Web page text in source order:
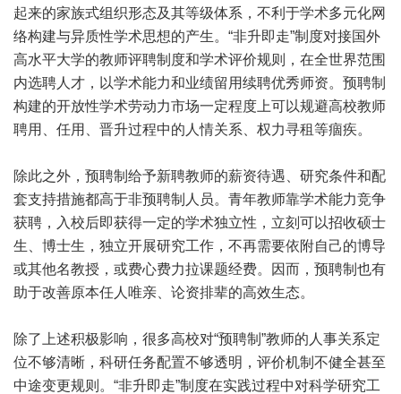
起来的家族式组织形态及其等级体系，不利于学术多元化网
络构建与异质性学术思想的产生。“非升即走”制度对接国外
高水平大学的教师评聘制度和学术评价规则，在全世界范围
内选聘人才，以学术能力和业绩留用续聘优秀师资。预聘制
构建的开放性学术劳动力市场一定程度上可以规避高校教师
聘用、任用、晋升过程中的人情关系、权力寻租等痼疾。
除此之外，预聘制给予新聘教师的薪资待遇、研究条件和配
套支持措施都高于非预聘制人员。青年教师靠学术能力竞争
获聘，入校后即获得一定的学术独立性，立刻可以招收硕士
生、博士生，独立开展研究工作，不再需要依附自己的博导
或其他名教授，或费心费力拉课题经费。因而，预聘制也有
助于改善原本任人唯亲、论资排辈的高效生态。
除了上述积极影响，很多高校对“预聘制”教师的人事关系定
位不够清晰，科研任务配置不够透明，评价机制不健全甚至
中途变更规则。“非升即走”制度在实践过程中对科学研究工